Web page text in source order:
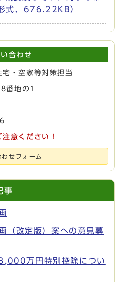
式、676.22KB）
合わせ
・空家等対策担当
番地の1
意ください！
わせフォーム
事
（改定版）案への意見募
万円特別控除につい